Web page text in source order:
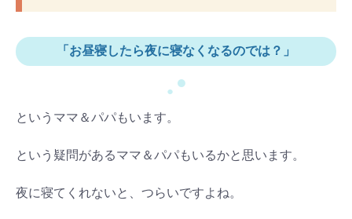
●
「お昼寝したら夜に寝なくなるのでは？」
●
というママ＆パパもいます。
という疑問があるママ＆パパもいるかと思います。
夜に寝てくれないと、つらいですよね。